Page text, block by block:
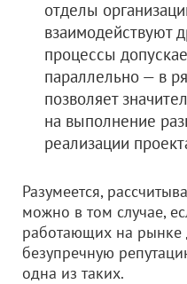
отделы
взаимодействуют
процессы
параллельно — в
позволяет
на выполнение
реализации
Разумеется,
можно в том случае,
работающих на
безупречную
одна из таких.